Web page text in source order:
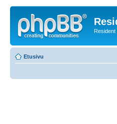
Resident
Etusivu